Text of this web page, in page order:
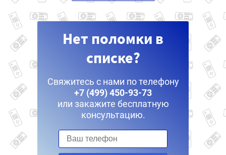
Нет поломки в
списке?
Свяжитесь с нами по телефону
+7 (499) 450-93-73
или закажите бесплатную
консультацию.